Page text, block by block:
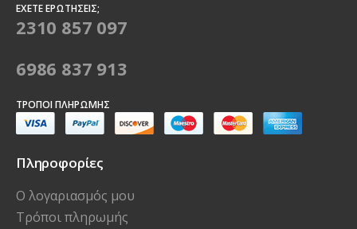
ΈΧΕΤΕ ΕΡΩΤΉΣΕΙΣ;
2310 857 097
6986 837 913
ΤΡΌΠΟΙ ΠΛΗΡΩΜΉΣ
Πληροφορίες
Ο λογαριασμός μου
Τρόποι πληρωμής